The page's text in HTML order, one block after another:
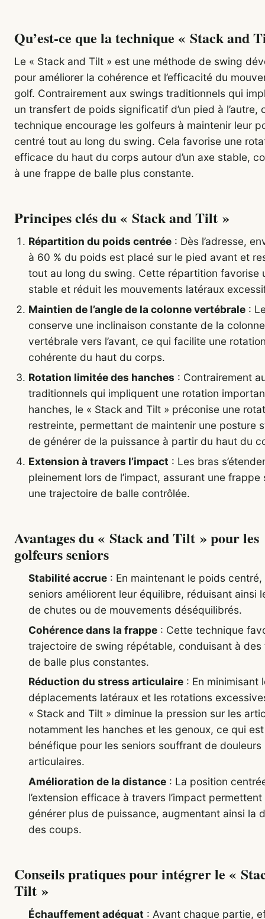
Qu’est-ce que la technique « Stack and
Le « Stack and Tilt » est une méthode de swing
pour améliorer la cohérence et l’efficacité du
golf. Contrairement aux swings traditionnels qui
un transfert de poids significatif d’un pied à l’autre,
technique encourage les golfeurs à maintenir leur
centré tout au long du swing. Cela favorise une
efficace du haut du corps autour d’un axe stable,
à une frappe de balle plus constante.
Principes clés du « Stack and Tilt »
Répartition du poids centrée : Dès l’adresse,
à 60 % du poids est placé sur le pied avant et
tout au long du swing. Cette répartition favorise
stable et réduit les mouvements latéraux
Maintien de l’angle de la colonne vertébrale :
conserve une inclinaison constante de la colonne
vertébrale vers l’avant, ce qui facilite une
cohérente du haut du corps.
Rotation limitée des hanches : Contrairement
traditionnels qui impliquent une rotation
hanches, le « Stack and Tilt » préconise une
restreinte, permettant de maintenir une posture
de générer de la puissance à partir du haut du
Extension à travers l’impact : Les bras
pleinement lors de l’impact, assurant une frappe
une trajectoire de balle contrôlée.
Avantages du « Stack and Tilt » pour les
golfeurs seniors
Stabilité accrue : En maintenant le poids centré,
seniors améliorent leur équilibre, réduisant ainsi
de chutes ou de mouvements déséquilibrés.
Cohérence dans la frappe : Cette technique
trajectoire de swing répétable, conduisant à des
de balle plus constantes.
Réduction du stress articulaire : En minimisant
déplacements latéraux et les rotations
« Stack and Tilt » diminue la pression sur les
notamment les hanches et les genoux, ce qui est
bénéfique pour les seniors souffrant de douleurs
articulaires.
Amélioration de la distance : La position
l’extension efficace à travers l’impact
générer plus de puissance, augmentant ainsi la
des coups.
Conseils pratiques pour intégrer le «
Tilt »
Échauffement adéquat : Avant chaque partie,